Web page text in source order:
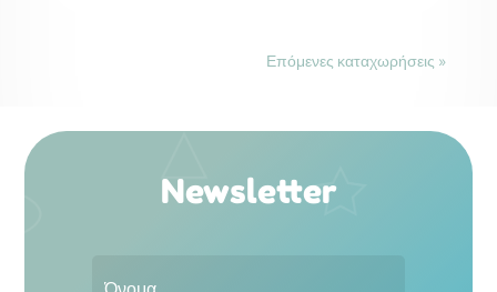
Επόμενες καταχωρήσεις »
Newsletter